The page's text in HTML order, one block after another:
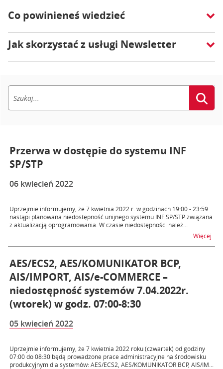
Co powinieneś wiedzieć
Jak skorzystać z usługi Newsletter
Przerwa w dostępie do systemu INF
SP/STP
06 kwiecień 2022
Uprzejmie informujemy, że 7 kwietnia 2022 r. w godzinach 19:00 - 23:59
nastąpi planowana niedostępność unijnego systemu INF SP/STP związana
z aktualizacją oprogramowania. W czasie niedostępności należ...
Więcej
AES/ECS2, AES/KOMUNIKATOR BCP,
AIS/IMPORT, AIS/e-COMMERCE –
niedostępność systemów 7.04.2022r.
(wtorek) w godz. 07:00-8:30
05 kwiecień 2022
Uprzejmie informujemy, że 7 kwietnia 2022 roku (czwartek) od godziny
07:00 do 08:30 będą prowadzone prace administracyjne na środowisku
produkcyjnym dla systemów: AES/ECS2, AES/KOMUNIKATOR BCP, AIS/IM...